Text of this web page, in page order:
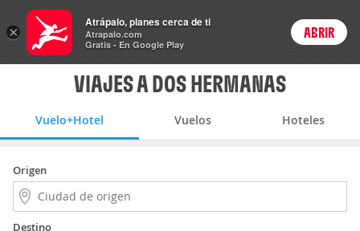
Vuelo+Hotel Login
VIAJES A DOS HERMANAS
Vuelo+Hotel Vuelos Hoteles
Origen
Destino
×
Atrápalo, planes cerca de ti
Atrapalo.com
Gratis - En Google Play
ABRIR